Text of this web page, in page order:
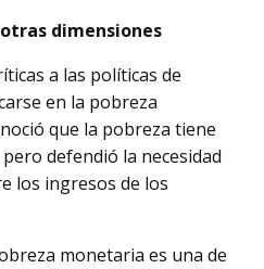
dimensiones
a las políticas de
en la pobreza
que la pobreza tiene
defendió la necesidad
los ingresos de los
monetaria es una de